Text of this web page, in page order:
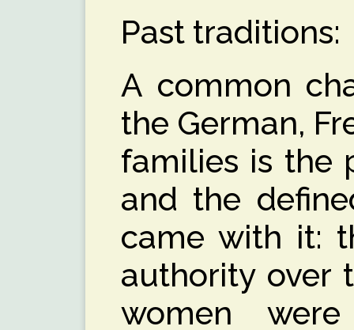
Past traditions:
A common
the German,
families is the
and the
came with it:
authority over
women